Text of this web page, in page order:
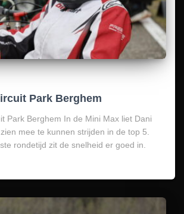
Park Berghem
Park Berghem In de Mini Max liet Dani
mee te kunnen strijden in de top 5.
rondetijd zit de snelheid er goed in.